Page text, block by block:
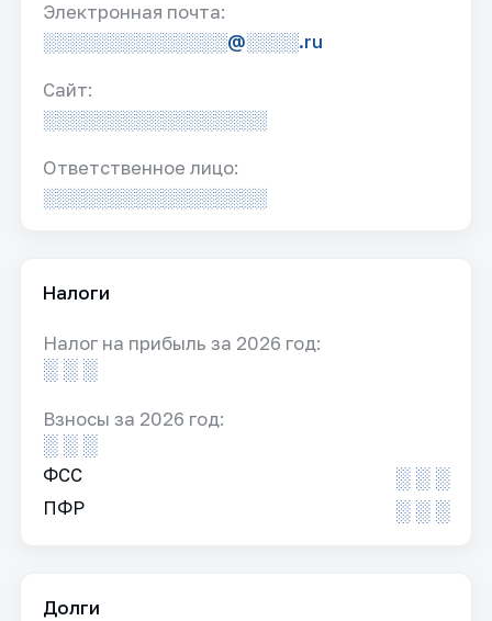
Электронная почта:
░░░░░░░░░░░░░░@░░░░.ru
Сайт:
░░░░░░░░░░░░░░░░░
Ответственное лицо:
░░░░░░░░░░░░░░░░░
Налоги
Налог на прибыль за 2026 год:
░ ░ ░
Взносы за 2026 год:
░ ░ ░
ФСС ░ ░ ░
ПФР ░ ░ ░
Долги